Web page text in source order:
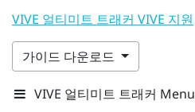
VIVE 얼티미트 트래커 VIVE 지원
가이드 다운로드
VIVE 얼티미트 트래커 Menu